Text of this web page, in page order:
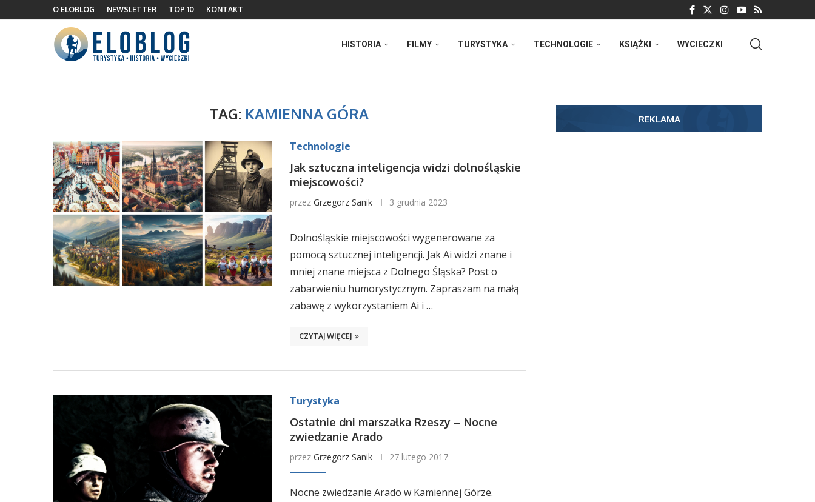
O ELOBLOG NEWSLETTER TOP 10 KONTAKT
HISTORIA FILMY TURYSTYKA TECHNOLOGIE KSIĄŻKI WYCIECZKI
TAG: KAMIENNA GÓRA
Technologie
Jak sztuczna inteligencja widzi dolnośląskie
miejscowości?
przez Grzegorz Sanik 3 grudnia 2023
Dolnośląskie miejscowości wygenerowane za
pomocą sztucznej inteligencji. Jak Ai widzi znane i
mniej znane miejsca z Dolnego Śląska? Post o
zabarwieniu humorystycznym. Zapraszam na małą
zabawę z wykorzystaniem Ai i …
CZYTAJ WIĘCEJ
Turystyka
Ostatnie dni marszałka Rzeszy – Nocne
zwiedzanie Arado
przez Grzegorz Sanik 27 lutego 2017
Nocne zwiedzanie Arado w Kamiennej Górze.
REKLAMA